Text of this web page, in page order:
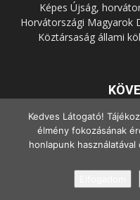
Képes Újság,
Horvátországi Magyarok
Köztársaság állami
© Copyright -
Kedves Látogató!
élmény fokozásának
honlapunk